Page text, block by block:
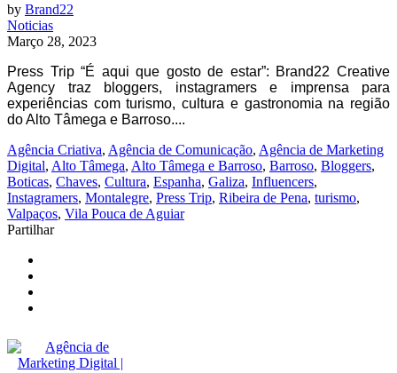
by Brand22
Noticias
Março 28, 2023
Press Trip “É aqui que gosto de estar”: Brand22 Creative
Agency traz bloggers, instagramers e imprensa para
experiências com turismo, cultura e gastronomia na região
do Alto Tâmega e Barroso....
Agência Criativa, Agência de Comunicação, Agência de Marketing
Digital, Alto Tâmega, Alto Tâmega e Barroso, Barroso, Bloggers,
Boticas, Chaves, Cultura, Espanha, Galiza, Influencers,
Instagramers, Montalegre, Press Trip, Ribeira de Pena, turismo,
Valpaços, Vila Pouca de Aguiar
Partilhar